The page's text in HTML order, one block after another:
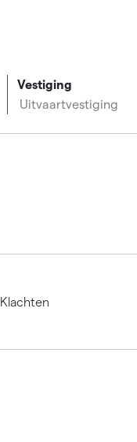
Vestiging
Uitvaartvestiging
Klachten